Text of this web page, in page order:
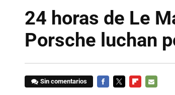
24 horas de Le
Porsche luchan
Sin comentarios